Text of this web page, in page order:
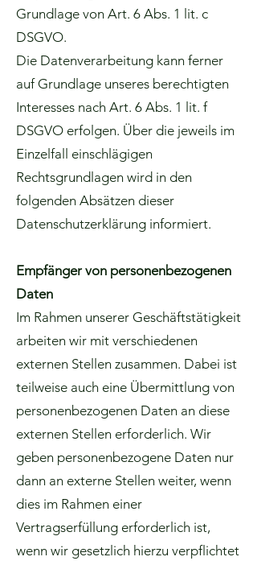
Grundlage von Art. 6 Abs. 1 lit. c
DSGVO.
Die Datenverarbeitung kann ferner
auf Grundlage unseres berechtigten
Interesses nach Art. 6 Abs. 1 lit. f
DSGVO erfolgen. Über die jeweils im
Einzelfall einschlägigen
Rechtsgrundlagen wird in den
folgenden Absätzen dieser
Datenschutzerklärung informiert.
Empfänger von personenbezogenen
Daten
Im Rahmen unserer Geschäftstätigkeit
arbeiten wir mit verschiedenen
externen Stellen zusammen. Dabei ist
teilweise auch eine Übermittlung von
personenbezogenen Daten an diese
externen Stellen erforderlich. Wir
geben personenbezogene Daten nur
dann an externe Stellen weiter, wenn
dies im Rahmen einer
Vertragserfüllung erforderlich ist,
wenn wir gesetzlich hierzu verpflichtet